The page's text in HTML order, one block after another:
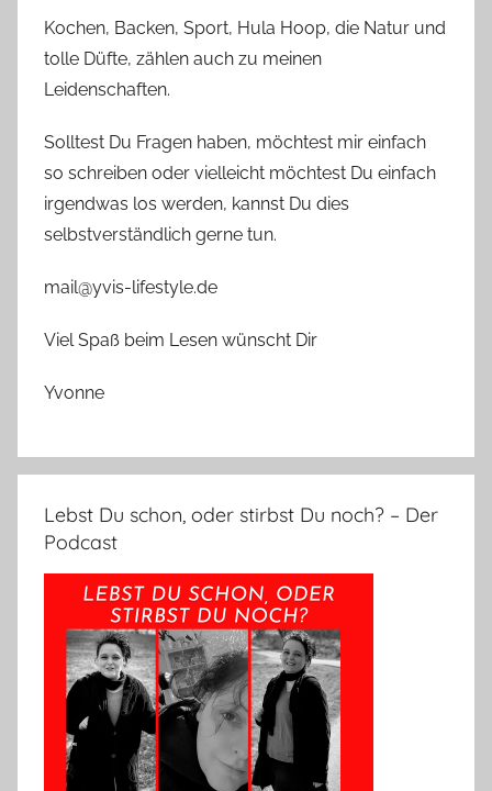
Kochen, Backen, Sport, Hula Hoop, die Natur und
tolle Düfte, zählen auch zu meinen
Leidenschaften.
Solltest Du Fragen haben, möchtest mir einfach
so schreiben oder vielleicht möchtest Du einfach
irgendwas los werden, kannst Du dies
selbstverständlich gerne tun.
mail@yvis-lifestyle.de
Viel Spaß beim Lesen wünscht Dir
Yvonne
Lebst Du schon, oder stirbst Du noch? – Der
Podcast